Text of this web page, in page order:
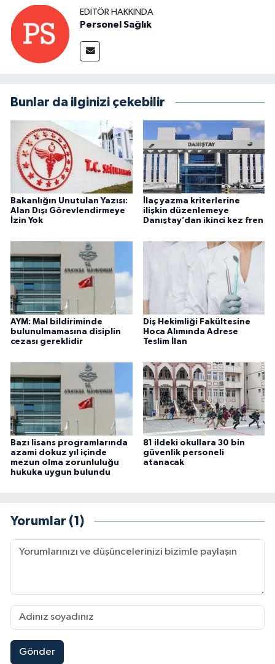
EDITÖR HAKKINDA
Personel Sağlık
Bunlar da ilginizi çekebilir
Bakanlığın Unutulan Yazısı:
Alan Dışı Görevlendirmeye
İzin Yok
İlaç yazma kriterlerine
ilişkin düzenlemeye
Danıştay’dan ikinci kez fren
AYM: Mal bildiriminde
bulunulmamasına disiplin
cezası gereklidir
Diş Hekimliği Fakültesine
Hoca Alımında Adrese
Teslim İlan
Bazı lisans programlarında
azami dokuz yıl içinde
mezun olma zorunluluğu
hukuka uygun bulundu
81 ildeki okullara 30 bin
güvenlik personeli
atanacak
Yorumlar (1)
Gönder